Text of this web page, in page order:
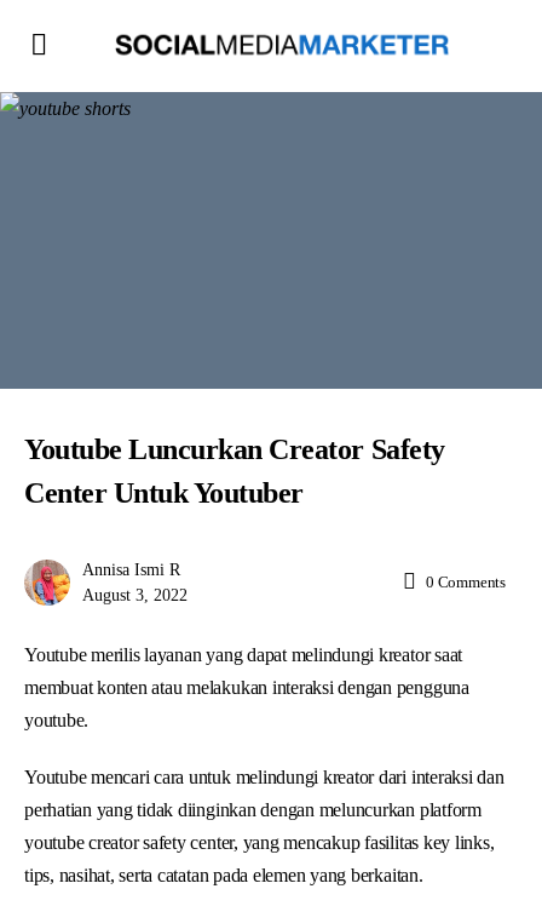
Youtube Luncurkan Creator Safety
Center Untuk Youtuber
Annisa Ismi R
August 3, 2022
0 Comments
Youtube merilis layanan yang dapat melindungi kreator saat
membuat konten atau melakukan interaksi dengan pengguna
youtube.
Youtube mencari cara untuk melindungi kreator dari interaksi dan
perhatian yang tidak diinginkan dengan meluncurkan platform
youtube creator safety center, yang mencakup fasilitas key links,
tips, nasihat, serta catatan pada elemen yang berkaitan.